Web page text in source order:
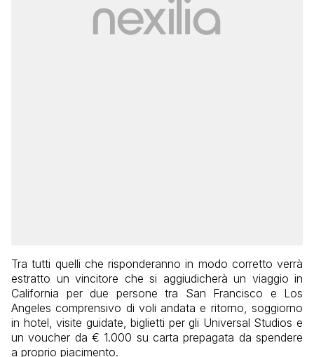
Tra tutti quelli che risponderanno in modo corretto verrà
estratto un vincitore che si aggiudicherà un viaggio in
California per due persone tra San Francisco e Los
Angeles comprensivo di voli andata e ritorno, soggiorno
in hotel, visite guidate, biglietti per gli Universal Studios e
un voucher da € 1.000 su carta prepagata da spendere
a proprio piacimento.